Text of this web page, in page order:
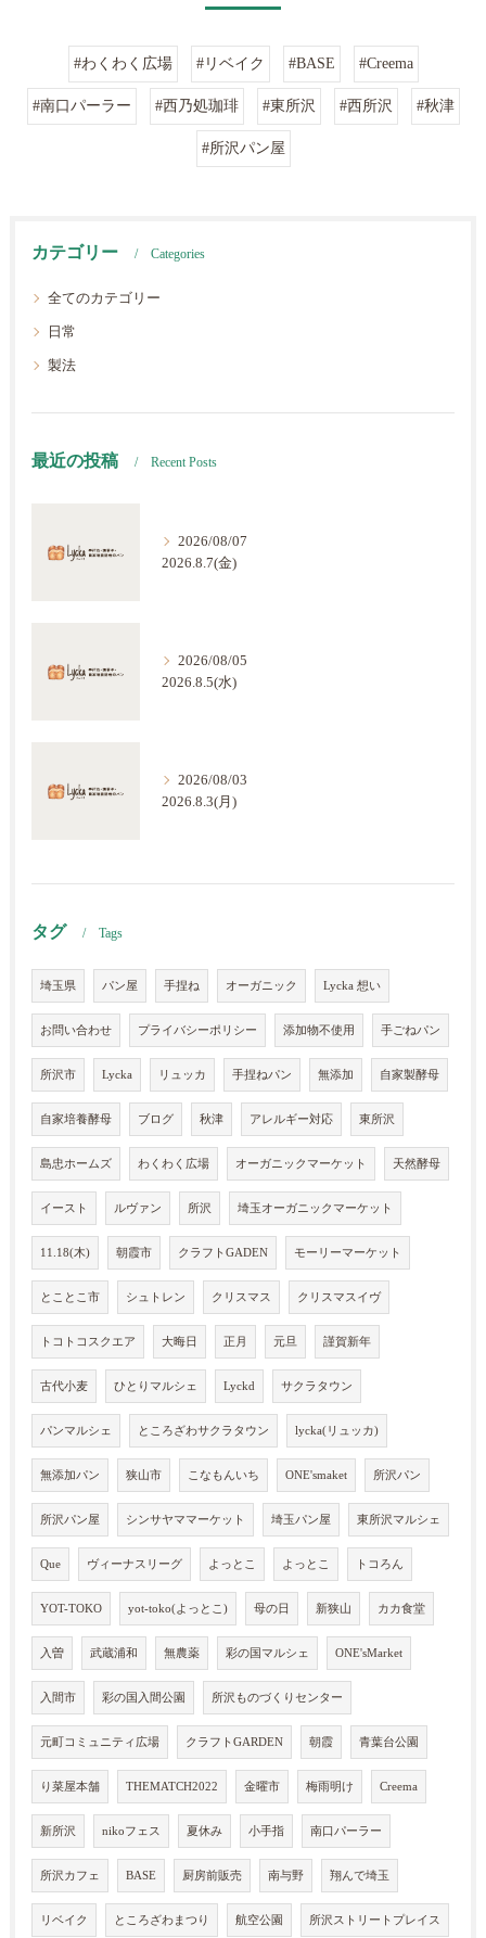
#わくわく広場 #リベイク #BASE #Creema
#南口パーラー #西乃処珈琲 #東所沢 #西所沢 #秋津
#所沢パン屋
カテゴリー Categories
全てのカテゴリー
日常
製法
最近の投稿 Recent Posts
2026/08/07
2026.8.7(金)
2026/08/05
2026.8.5(水)
2026/08/03
2026.8.3(月)
タグ Tags
埼玉県 パン屋 手捏ね オーガニック Lycka 想い
お問い合わせ プライバシーポリシー 添加物不使用 手ごねパン
所沢市 Lycka リュッカ 手捏ねパン 無添加 自家製酵母
自家培養酵母 ブログ 秋津 アレルギー対応 東所沢
島忠ホームズ わくわく広場 オーガニックマーケット 天然酵母
イースト ルヴァン 所沢 埼玉オーガニックマーケット
11.18(木) 朝霞市 クラフトGADEN モーリーマーケット
とことこ市 シュトレン クリスマス クリスマスイヴ
トコトコスクエア 大晦日 正月 元旦 謹賀新年
古代小麦 ひとりマルシェ Lyckd サクラタウン
パンマルシェ ところざわサクラタウン lycka(リュッカ)
無添加パン 狭山市 こなもんいち ONE'smaket 所沢パン
所沢パン屋 シンサヤママーケット 埼玉パン屋 東所沢マルシェ
Que ヴィーナスリーグ よっとこ よっとこ トコろん
YOT-TOKO yot-toko(よっとこ) 母の日 新狭山 カカ食堂
入曽 武蔵浦和 無農薬 彩の国マルシェ ONE'sMarket
入間市 彩の国入間公園 所沢ものづくりセンター
元町コミュニティ広場 クラフトGARDEN 朝霞 青葉台公園
り菜屋本舗 THEMATCH2022 金曜市 梅雨明け Creema
新所沢 nikoフェス 夏休み 小手指 南口パーラー
所沢カフェ BASE 厨房前販売 南与野 翔んで埼玉
リベイク ところざわまつり 航空公園 所沢ストリートプレイス